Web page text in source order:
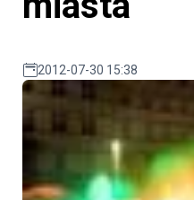
2012-07-30 15:38